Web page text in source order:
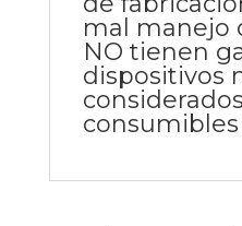
mal manejo
NO tienen
dispositivos
considerados
consumibles